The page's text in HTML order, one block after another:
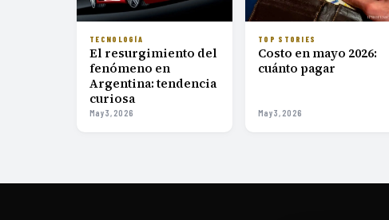
TECNOLOGÍA
El resurgimiento del
fenómeno en
Argentina: tendencia
curiosa
May 3, 2026
TOP STORIES
Costo en mayo 2026:
cuánto pagar
May 3, 2026